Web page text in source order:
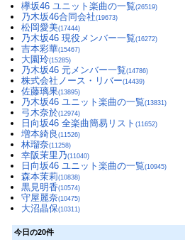
欅坂46 ユニット楽曲の一覧(26519)
乃木坂46合同会社(19673)
松岡愛美(17444)
乃木坂46 現役メンバー一覧(16272)
吉本彩華(15467)
大園玲(15285)
乃木坂46 元メンバー一覧(14786)
株式会社ノース・リバー(14439)
佐藤璃果(13895)
乃木坂46 ユニット楽曲の一覧(13831)
弓木奈於(12974)
日向坂46 全楽曲簡易リスト (11652)
増本綺良 (11526)
林瑠奈(11258)
幸阪茉里乃(11040)
日向坂46 ユニット楽曲の一覧(10945)
森本茉莉(10838)
黒見明香(10574)
守屋麗奈(10475)
大沼晶保(10311)
今日の20件